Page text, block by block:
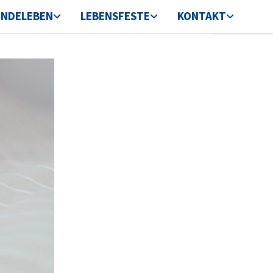
LEBENSFESTE KONTAKT